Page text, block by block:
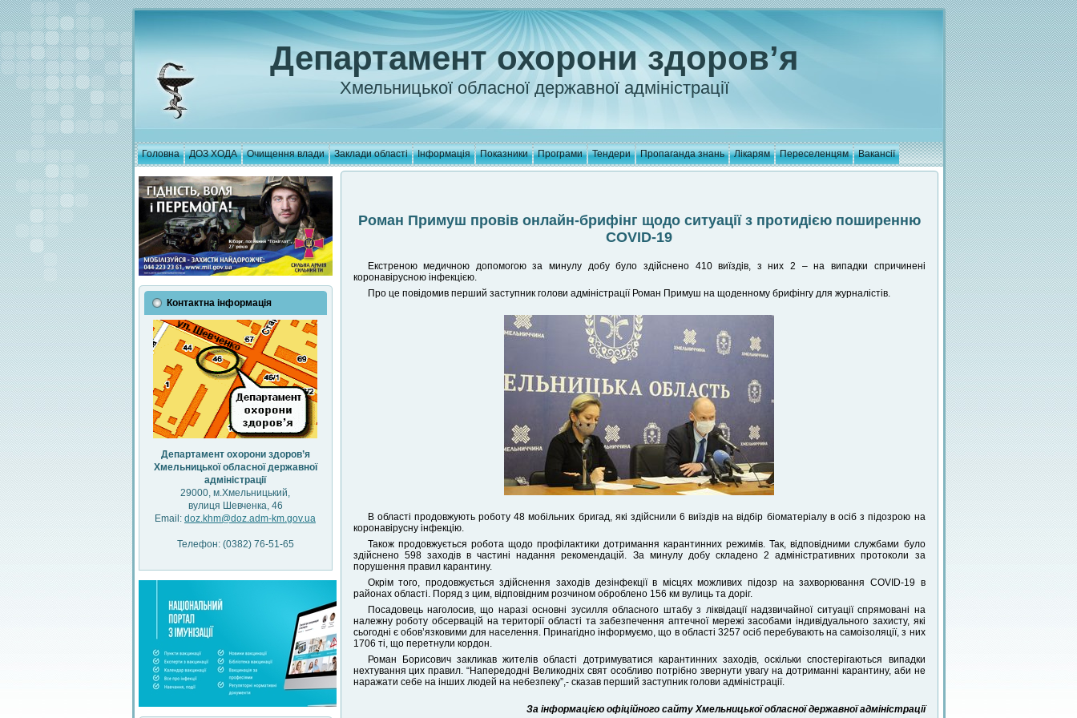
Департамент охорони здоров’я
Хмельницької обласної державної адміністрації
Головна ДОЗ ХОДА Очищення влади Заклади області Інформація Показники Програми Тендери Пропаганда знань Лікарям Переселенцям Вакансії
Контактна інформація
Департамент охорони здоров’я
Хмельницької обласної державної
адміністрації
29000, м.Хмельницький,
вулиця Шевченка, 46
Email: doz.khm@doz.adm-km.gov.ua
Телефон: (0382) 76-51-65
Роман Примуш провів онлайн-брифінг щодо ситуації з протидією поширенню
COVID-19
Екстреною медичною допомогою за минулу добу було здійснено 410 виїздів, з них 2 – на випадки спричинені
коронавірусною інфекцією.
Про це повідомив перший заступник голови адміністрації Роман Примуш на щоденному брифінгу для журналістів.
В області продовжують роботу 48 мобільних бригад, які здійснили 6 виїздів на відбір біоматеріалу в осіб з підозрою на
коронавірусну інфекцію.
Також продовжується робота щодо профілактики дотримання карантинних режимів. Так, відповідними службами було
здійснено 598 заходів в частині надання рекомендацій. За минулу добу складено 2 адміністративних протоколи за
порушення правил карантину.
Окрім того, продовжується здійснення заходів дезінфекції в місцях можливих підозр на захворювання COVID-19 в
районах області. Поряд з цим, відповідним розчином оброблено 156 км вулиць та доріг.
Посадовець наголосив, що наразі основні зусилля обласного штабу з ліквідації надзвичайної ситуації спрямовані на
належну роботу обсервацій на території області та забезпечення аптечної мережі засобами індивідуального захисту, які
сьогодні є обов’язковими для населення. Принагідно інформуємо, що в області 3257 осіб перебувають на самоізоляції, з них
1706 ті, що перетнули кордон.
Роман Борисович закликав жителів області дотримуватися карантинних заходів, оскільки спостерігаються випадки
нехтування цих правил. “Напередодні Великодніх свят особливо потрібно звернути увагу на дотриманні карантину, аби не
наражати себе на інших людей на небезпеку”,- сказав перший заступник голови адміністрації.
За інформацією офіційного сайту Хмельницької обласної державної адміністрації